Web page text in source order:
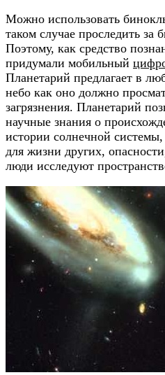
Можно использовать
таком случае проследить за
Поэтому, как средство
придумали мобильный
Планетарий предлагает в
небо как оно должно
загрязнения. Планетарий
научные знания о
истории солнечной
для жизни других,
люди исследуют